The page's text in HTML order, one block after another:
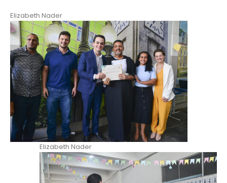
Elizabeth Nader
Elizabeth Nader